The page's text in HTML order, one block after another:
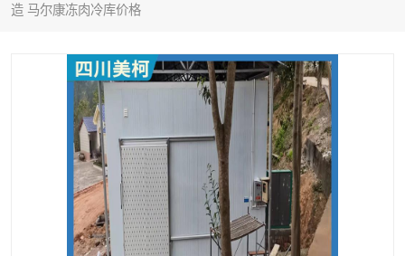
造 马尔康冻肉冷库价格
冷库安装，冷库价格
成都冻库，成都冻库价格 绵阳冻库,绵阳保鲜冷库
德阳冻库安装，德阳冷库 广元冻库安装,广元冻库造
价
南充冻库设计,南充冻库安 遂宁冻库
资阳冻库，资阳冻库安装 泸州冻库，泸州冷库
乐山冻库,乐山保鲜冷库 自贡冻库组装